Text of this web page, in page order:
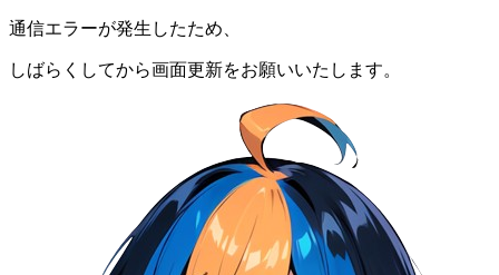
通信エラーが発生したため、
しばらくしてから画面更新をお願いいたします。